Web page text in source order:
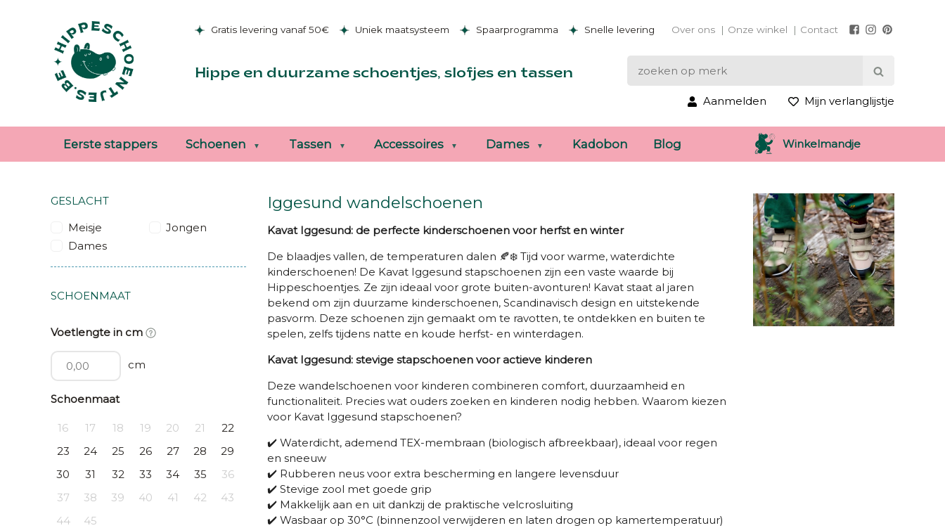
Gratis levering vanaf 50€ Uniek maatsysteem Spaarprogramma Snelle levering Over ons Onze winkel Contact
Hippe en duurzame schoentjes, slofjes en tassen
Aanmelden Mijn verlanglijstje
Eerste stappers Schoenen Tassen Accessoires Dames Kadobon Blog Winkelmandje
GESLACHT
Meisje
Jongen
Dames
SCHOENMAAT
Voetlengte in cm
cm
Schoenmaat
16 17 18 19 20 21
22
23
24 25 26 27 28
29
30
31 32 33 34 35
36
37
38 39 40 41 42
43
44
45
Iggesund wandelschoenen
Kavat Iggesund: de perfecte kinderschoenen voor herfst en winter
De blaadjes vallen, de temperaturen dalen 🍂❄️ Tijd voor warme, waterdichte
kinderschoenen! De Kavat Iggesund stapschoenen zijn een vaste waarde bij
Hippeschoentjes. Ze zijn ideaal voor grote buiten-avonturen! Kavat staat al jaren
bekend om zijn duurzame kinderschoenen, Scandinavisch design en uitstekende
pasvorm. Deze schoenen zijn gemaakt om te ravotten, te ontdekken en buiten te
spelen, zelfs tijdens natte en koude herfst- en winterdagen.
Kavat Iggesund: stevige stapschoenen voor actieve kinderen
Deze wandelschoenen voor kinderen combineren comfort, duurzaamheid en
functionaliteit. Precies wat ouders zoeken en kinderen nodig hebben. Waarom kiezen
voor Kavat Iggesund stapschoenen?
✔️ Waterdicht, ademend TEX-membraan (biologisch afbreekbaar), ideaal voor regen
en sneeuw
✔️ Rubberen neus voor extra bescherming en langere levensduur
✔️ Stevige zool met goede grip
✔️ Makkelijk aan en uit dankzij de praktische velcrosluiting
✔️ Wasbaar op 30°C (binnenzool verwijderen en laten drogen op kamertemperatuur)